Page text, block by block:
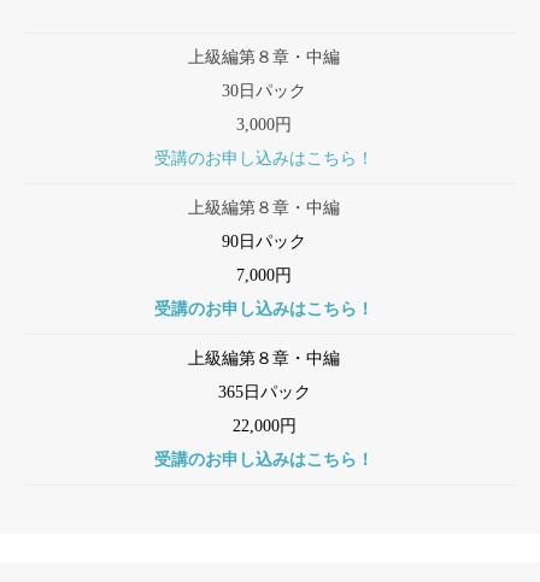
上級編第８章・中編
30日パック
3,000円
受講のお申し込みはこちら！
上級編第８章・中編
90日パック
7,000円
受講のお申し込みはこちら！
上級編第８章・中編
365日パック
22,000円
受講のお申し込みはこちら！